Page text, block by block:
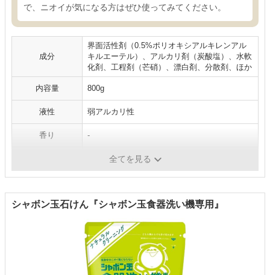
で、ニオイが気になる方はぜひ使ってみてください。
成分
界面活性剤（0.5%ポリオキシアルキレンアル
キルエーテル）、アルカリ剤（炭酸塩）、水軟
化剤、工程剤（芒硝）、漂白剤、分散剤、ほか
内容量 800g
液性 弱アルカリ性
香り -
袋タイプ全てを見る
シャボン玉石けん『シャボン玉食器洗い機専用』